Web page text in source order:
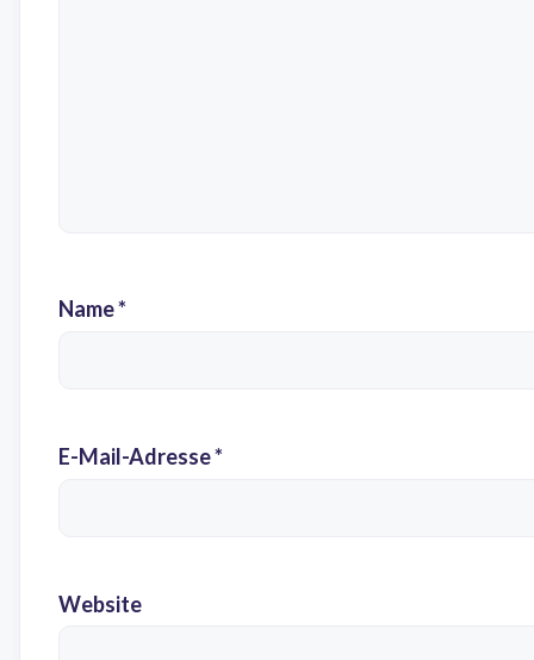
Name*
E-Mail-Adresse*
Website